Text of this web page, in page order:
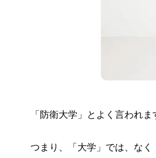
「防衛大学」とよく言われ
つまり、「大学」では、な